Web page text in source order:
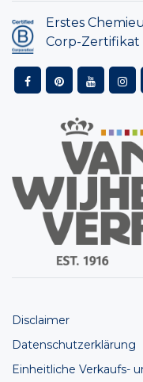
Erstes
Corp-Zertifikat
Disclaimer
Datenschutzerklärung
Einheitliche Verkaufs-